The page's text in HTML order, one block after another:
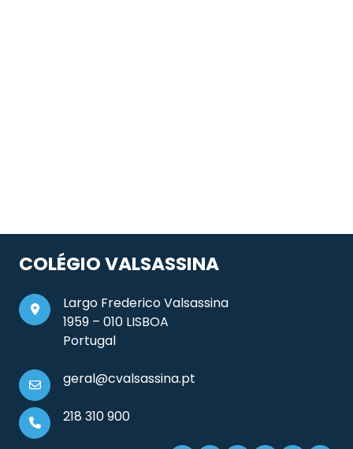
COLÉGIO VALSASSINA
Largo Frederico Valsassina
1959 – 010 LISBOA
Portugal
geral@cvalsassina.pt
218 310 900